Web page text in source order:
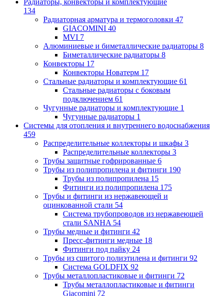
134
Радиаторная арматура и термоголовки 47
GIACOMINI 40
MVI 7
Алюминиевые и биметаллические радиаторы 8
Биметаллические радиаторы 8
Конвекторы 17
Конвекторы Новатерм 17
Стальные радиаторы и комплектующие 61
Стальные радиаторы с боковым
подключением 61
Чугунные радиаторы и комплектующие 1
Чугунные радиаторы 1
Системы для отопления и внутреннего водоснабжения
459
Распределительные коллекторы и шкафы 3
Распределительные коллекторы 3
Трубы защитные гофрированные 6
Трубы из полипропилена и фитинги 190
Трубы из полипропилена 15
Фитинги из полипропилена 175
Трубы и фитинги из нержавеющей и
оцинкованной стали 54
Система трубопроводов из нержавеющей
стали SANHA 54
Трубы медные и фитинги 42
Пресс-фитинги медные 18
Фитинги под пайку 24
Трубы из сшитого полиэтилена и фитинги 92
Система GOLDFIX 92
Трубы металлопластиковые и фитинги 72
Трубы металлопластиковые и фитинги
Giacomini 72